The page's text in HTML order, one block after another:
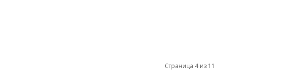
Страница 4 из 11